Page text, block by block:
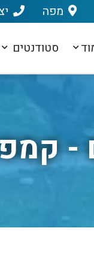
מפה
סטודנטים
-